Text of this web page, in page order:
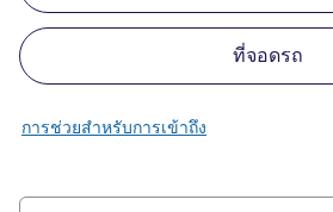
ที่จอดรถ
การช่วยสำหรับการเข้าถึง